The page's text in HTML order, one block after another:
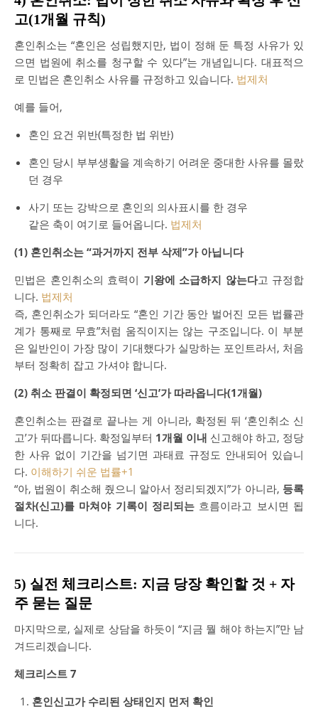
고(1개월 규칙)
혼인취소는 “혼인은 성립했지만, 법이 정해 둔 특정 사유가 있
으면 법원에 취소를 청구할 수 있다”는 개념입니다. 대표적으
로 민법은 혼인취소 사유를 규정하고 있습니다. 법제처
예를 들어,
혼인 요건 위반(특정한 법 위반)
혼인 당시 부부생활을 계속하기 어려운 중대한 사유를 몰랐
던 경우
사기 또는 강박으로 혼인의 의사표시를 한 경우
같은 축이 여기로 들어옵니다. 법제처
(1) 혼인취소는 “과거까지 전부 삭제”가 아닙니다
민법은 혼인취소의 효력이 기왕에 소급하지 않는다고 규정합
니다. 법제처
즉, 혼인취소가 되더라도 “혼인 기간 동안 벌어진 모든 법률관
계가 통째로 무효”처럼 움직이지는 않는 구조입니다. 이 부분
은 일반인이 가장 많이 기대했다가 실망하는 포인트라서, 처음
부터 정확히 잡고 가셔야 합니다.
(2) 취소 판결이 확정되면 ‘신고’가 따라옵니다(1개월)
혼인취소는 판결로 끝나는 게 아니라, 확정된 뒤 ‘혼인취소 신
고’가 뒤따릅니다. 확정일부터 1개월 이내 신고해야 하고, 정당
한 사유 없이 기간을 넘기면 과태료 규정도 안내되어 있습니
다. 이해하기 쉬운 법률+1
“아, 법원이 취소해 줬으니 알아서 정리되겠지”가 아니라, 등록
절차(신고)를 마쳐야 기록이 정리되는 흐름이라고 보시면 됩
니다.
5) 실전 체크리스트: 지금 당장 확인할 것 + 자
주 묻는 질문
마지막으로, 실제로 상담을 하듯이 “지금 뭘 해야 하는지”만 남
겨드리겠습니다.
체크리스트 7
혼인신고가 수리된 상태인지 먼저 확인